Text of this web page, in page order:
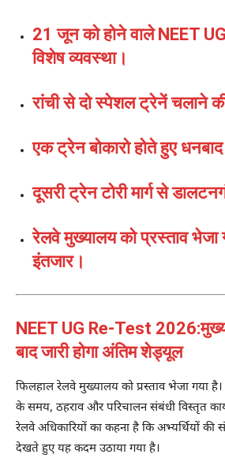
21 जून को होने वाले NEET
विशेष व्यवस्था।
रांची से दो स्पेशल ट्रेनें चलाने
एक ट्रेन बोकारो होते हुए
दूसरी ट्रेन टोरी मार्ग से
रेलवे मुख्यालय को प्रस्ताव भेजा
इंतजार।
NEET UG Re-Test
बाद जारी होगा अंतिम शेड्यूल
फिलहाल रेलवे मुख्यालय को प्रस्ताव भेजा गया है।
के समय, ठहराव और परिचालन संबंधी विस्तृत
रेलवे अधिकारियों का कहना है कि अभ्यर्थियों की
देखते हुए यह कदम उठाया गया है।